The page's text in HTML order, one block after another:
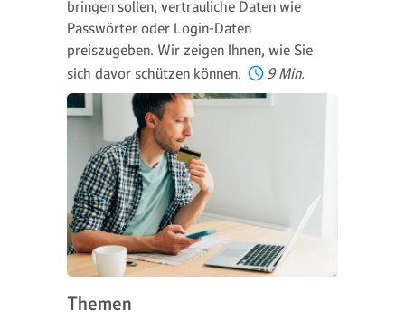
bringen sollen, vertrauliche Daten wie
Passwörter oder Login-Daten
preiszugeben. Wir zeigen Ihnen, wie Sie
sich davor schützen können.
9 Min.
Themen